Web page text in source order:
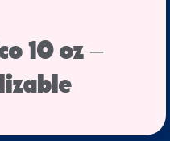
10 oz –